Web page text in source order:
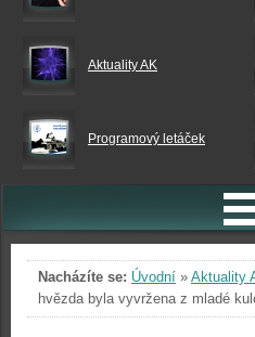
Aktuality AK
Programový letáček
Nacházíte se: Úvodní » Aktuality
hvězda byla vyvržena z mladé